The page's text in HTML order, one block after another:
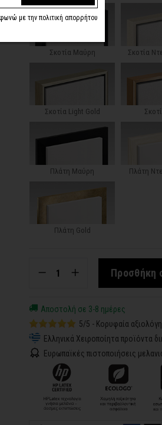
Σκοτία Μαύρη Σκοτία
Σκοτία Light Gold
Πλάτη Μαύρη Πλάτη
Πλάτη Gold
Προσθήκη
Αποστολή σε 3-8 ημέρες
5/5 - Κορυφαία
Ελληνικά Χειροποίητα προϊόντα
Ευρωπαϊκές πιστοποιήσεις
με την πολιτική απορρήτου